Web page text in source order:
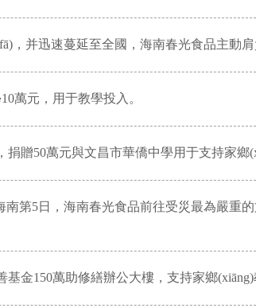
(fā)，并迅速蔓延至全國，海南春光食品主動
萬元，用于教學投入。
捐贈50萬元與文昌市華僑中學用于支持家鄉
南第5日，海南春光食品前往受災最為嚴重
基金150萬助修繕辦公大樓，支持家鄉